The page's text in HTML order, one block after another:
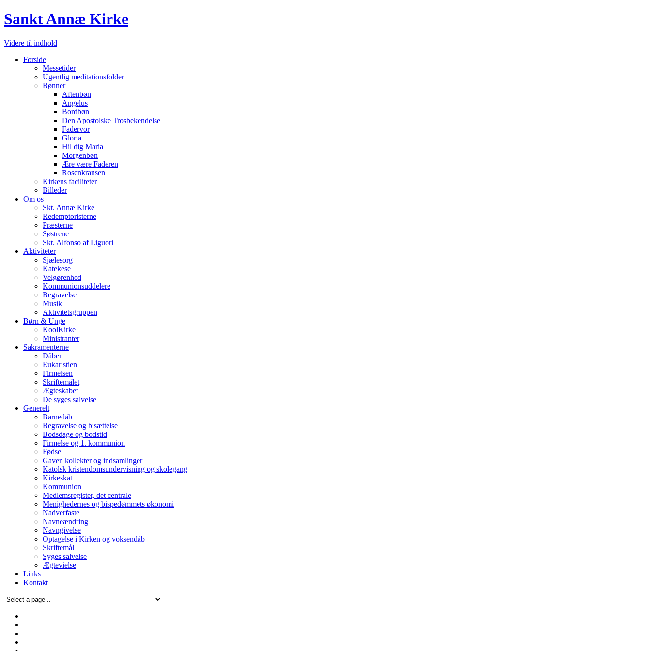
Sankt Annæ Kirke
Videre til indhold
Forside
Messetider
Ugentlig meditationsfolder
Bønner
Aftenbøn
Angelus
Bordbøn
Den Apostolske Trosbekendelse
Fadervor
Gloria
Hil dig Maria
Morgenbøn
Ære være Faderen
Rosenkransen
Kirkens faciliteter
Billeder
Om os
Skt. Annæ Kirke
Redemptoristerne
Præsterne
Søstrene
Skt. Alfonso af Liguori
Aktiviteter
Sjælesorg
Katekese
Velgørenhed
Kommunionsuddelere
Begravelse
Musik
Aktivitetsgruppen
Børn & Unge
KoolKirke
Ministranter
Sakramenterne
Dåben
Eukaristien
Firmelsen
Skriftemålet
Ægteskabet
De syges salvelse
Generelt
Barnedåb
Begravelse og bisættelse
Bodsdage og bodstid
Firmelse og 1. kommunion
Fødsel
Gaver, kollekter og indsamlinger
Katolsk kristendomsundervisning og skolegang
Kirkeskat
Kommunion
Medlemsregister, det centrale
Menighedernes og bispedømmets økonomi
Nadverfaste
Navneændring
Navngivelse
Optagelse i Kirken og voksendåb
Skriftemål
Syges salvelse
Ægtevielse
Links
Kontakt